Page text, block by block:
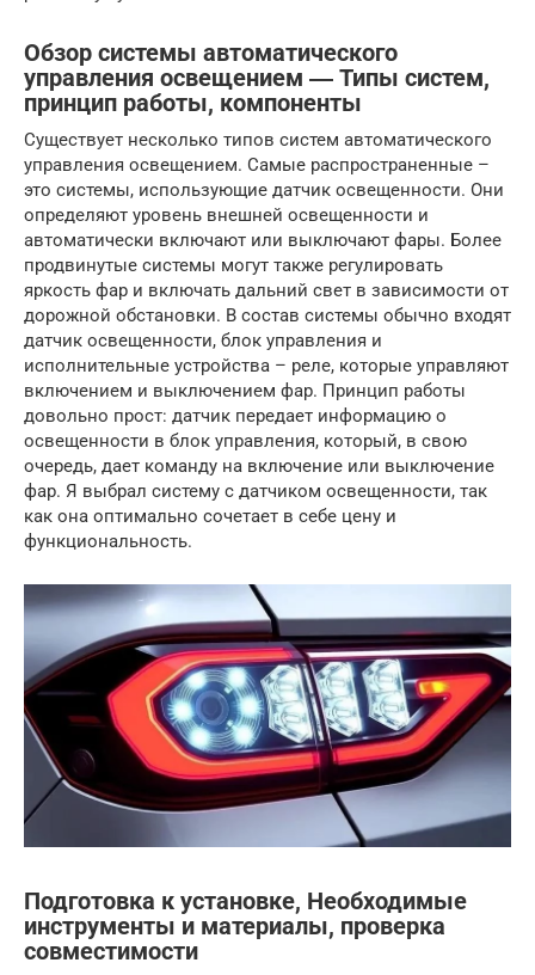
Обзор системы автоматического
управления освещением ― Типы систем,
принцип работы, компоненты
Существует несколько типов систем автоматического
управления освещением. Самые распространенные –
это системы, использующие датчик освещенности. Они
определяют уровень внешней освещенности и
автоматически включают или выключают фары. Более
продвинутые системы могут также регулировать
яркость фар и включать дальний свет в зависимости от
дорожной обстановки. В состав системы обычно входят
датчик освещенности, блок управления и
исполнительные устройства – реле, которые управляют
включением и выключением фар. Принцип работы
довольно прост: датчик передает информацию о
освещенности в блок управления, который, в свою
очередь, дает команду на включение или выключение
фар. Я выбрал систему с датчиком освещенности, так
как она оптимально сочетает в себе цену и
функциональность.
Подготовка к установке, Необходимые
инструменты и материалы, проверка
совместимости